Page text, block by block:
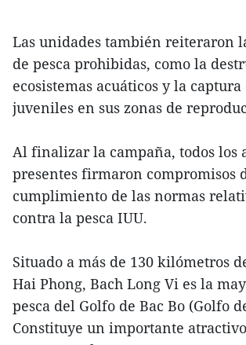
Las unidades también reiteraron
de pesca prohibidas, como la
ecosistemas acuáticos y la captura
juveniles en sus zonas de
Al finalizar la campaña, todos los
presentes firmaron compromisos
cumplimiento de las normas
contra la pesca IUU.
Situado a más de 130 kilómetros
Hai Phong, Bach Long Vi es la
pesca del Golfo de Bac Bo (Golfo
Constituye un importante